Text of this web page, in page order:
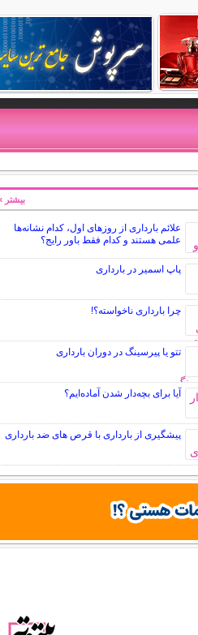
علائم بارداری از روزهای اول، کدام نشانه‌ها
علمی هستند و کدام فقط باور رایج؟
پاپ اسمیر در بارداری
چرا بارداری ناخواسته؟!
تتو یا پیرسینگ در دوران بارداری
آیا برای بچه‌دار شدن آماده‌ایم؟
پیشگیری از بارداری با قرص های ضد بارداری
بیشتر